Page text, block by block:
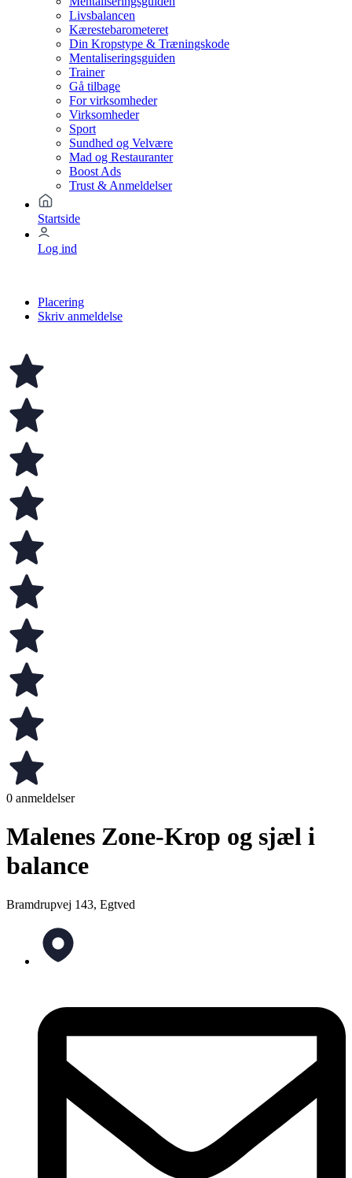
Livsbalancen
Kærestebarometeret
Din Kropstype & Træningskode
Mentaliseringsguiden
Trainer
Gå tilbage
For virksomheder
Virksomheder
Sport
Sundhed og Velvære
Mad og Restauranter
Boost Ads
Trust & Anmeldelser
Startside
Log ind
Placering
Skriv anmeldelse
0 anmeldelser
Malenes Zone-Krop og sjæl i
balance
Bramdrupvej 143, Egtved